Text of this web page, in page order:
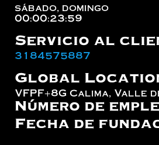
sábado, domingo
00:00:23:59
Servicio al
3184575887
Global
VFPF+8G Calima, Valle
Número de
Fecha de